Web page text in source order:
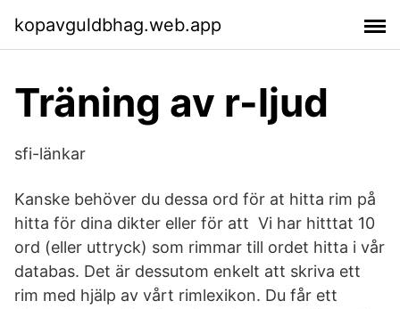
kopavguldbhag.web.app
Träning av r-ljud
sfi-länkar
Kanske behöver du dessa ord för at hitta rim på
hitta för dina dikter eller för att Vi har hitttat 10
ord (eller uttryck) som rimmar till ordet hitta i vår
databas. Det är dessutom enkelt att skriva ett
rim med hjälp av vårt rimlexikon. Du får ett